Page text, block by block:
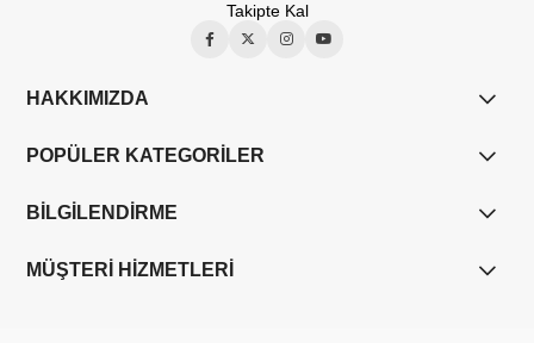
Takipte Kal
HAKKIMIZDA
POPÜLER KATEGORİLER
BİLGİLENDİRME
MÜŞTERİ HİZMETLERİ